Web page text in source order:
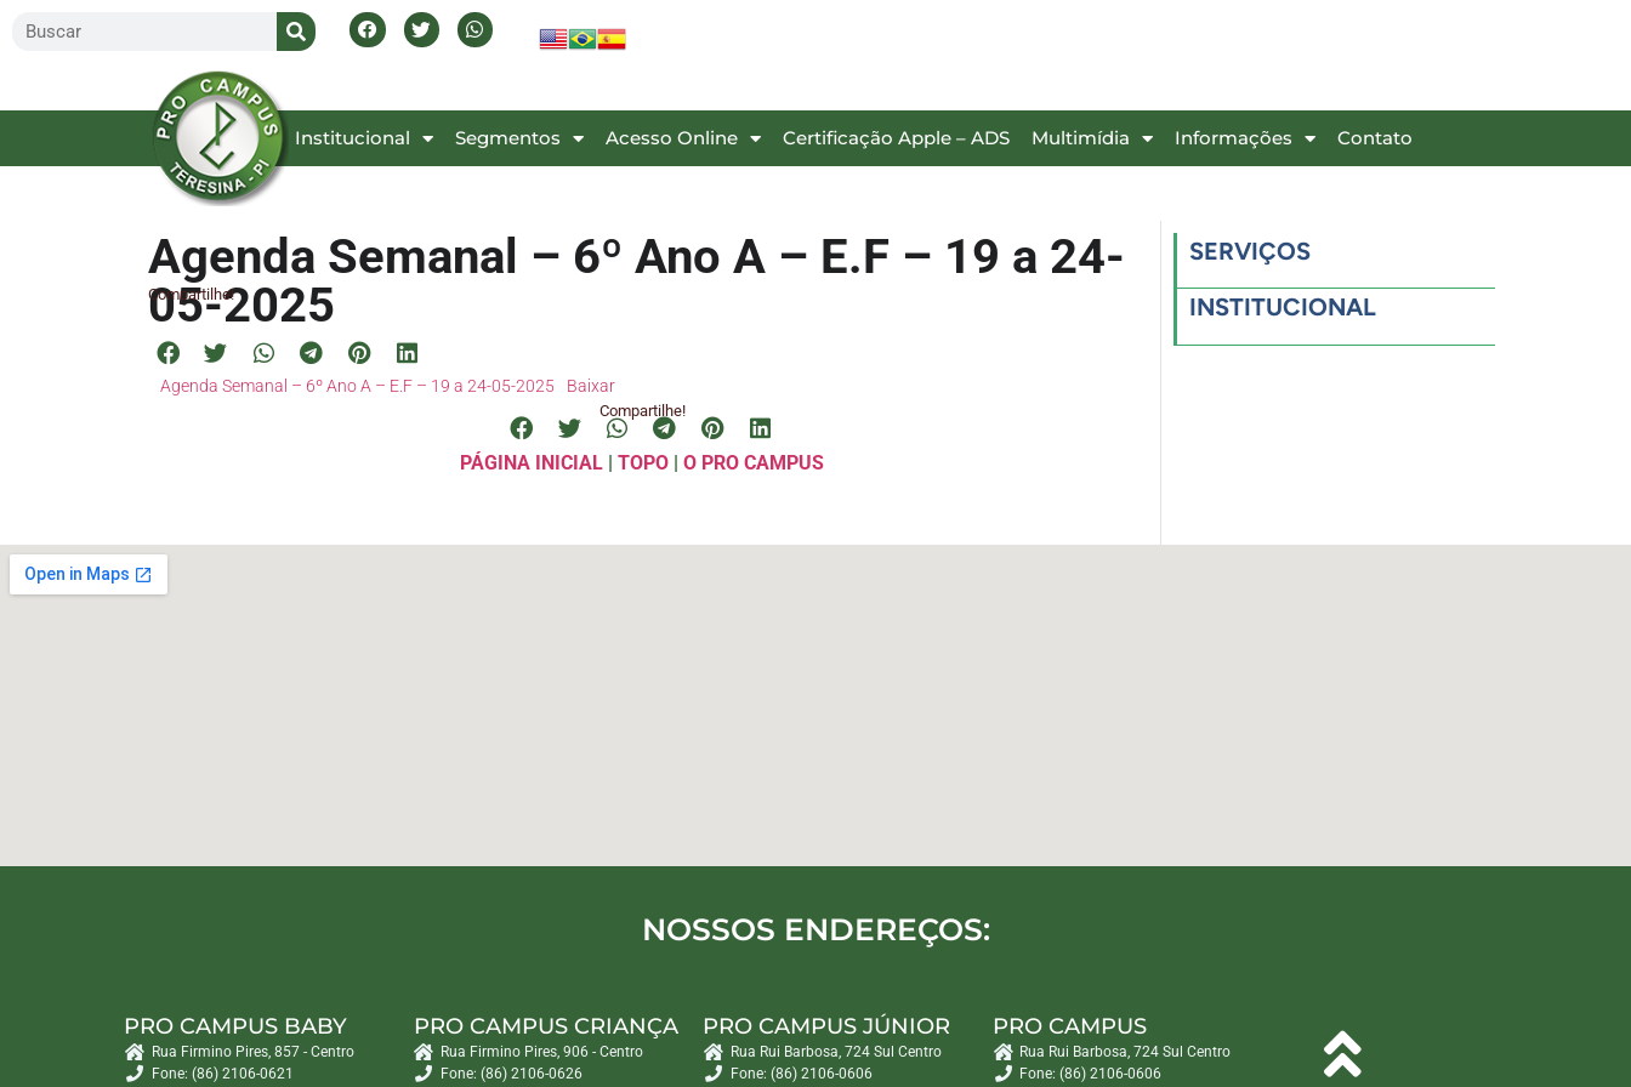
Inicial Institucional Segmentos Acesso Online Certificação Apple – ADS Multimídia Informações Contato
Agenda Semanal – 6º Ano A – E.F – 19 a 24-
05-2025
Compartilhe!
Agenda Semanal – 6º Ano A – E.F – 19 a 24-05-2025 Baixar
Compartilhe!
PÁGINA INICIAL TOPO O PRO CAMPUS
SERVIÇOS
INSTITUCIONAL
NOSSOS ENDEREÇOS:
PRO CAMPUS BABY
Rua Firmino Pires, 857 - Centro
Fone: (86) 2106-0621
PRO CAMPUS CRIANÇA
Rua Firmino Pires, 906 - Centro
Fone: (86) 2106-0626
PRO CAMPUS JÚNIOR
Rua Rui Barbosa, 724 Sul Centro
Fone: (86) 2106-0606
PRO CAMPUS
Rua Rui Barbosa, 724 Sul Centro
Fone: (86) 2106-0606